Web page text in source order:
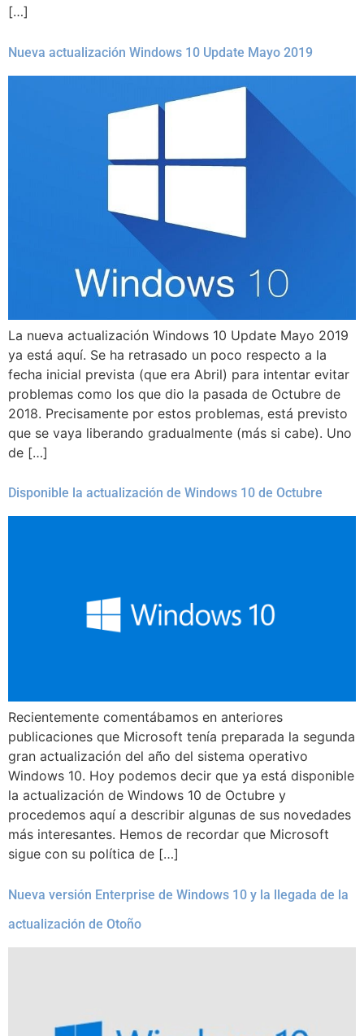
[…]
Nueva actualización Windows 10 Update Mayo 2019
La nueva actualización Windows 10 Update Mayo 2019
ya está aquí. Se ha retrasado un poco respecto a la
fecha inicial prevista (que era Abril) para intentar evitar
problemas como los que dio la pasada de Octubre de
2018. Precisamente por estos problemas, está previsto
que se vaya liberando gradualmente (más si cabe). Uno
de […]
Disponible la actualización de Windows 10 de Octubre
Recientemente comentábamos en anteriores
publicaciones que Microsoft tenía preparada la segunda
gran actualización del año del sistema operativo
Windows 10. Hoy podemos decir que ya está disponible
la actualización de Windows 10 de Octubre y
procedemos aquí a describir algunas de sus novedades
más interesantes. Hemos de recordar que Microsoft
sigue con su política de […]
Nueva versión Enterprise de Windows 10 y la llegada de la
actualización de Otoño